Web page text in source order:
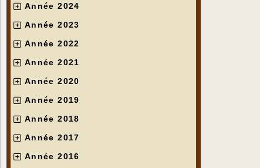
Année 2024
Année 2023
Année 2022
Année 2021
Année 2020
Année 2019
Année 2018
Année 2017
Année 2016